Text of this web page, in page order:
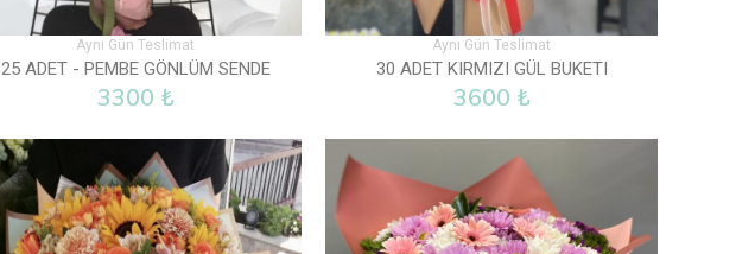
Aynı Gün Teslimat
25 ADET - PEMBE GÖNLÜM SENDE
3300 ₺
Aynı Gün Teslimat
30 ADET KIRMIZI GÜL BUKETI
3600 ₺